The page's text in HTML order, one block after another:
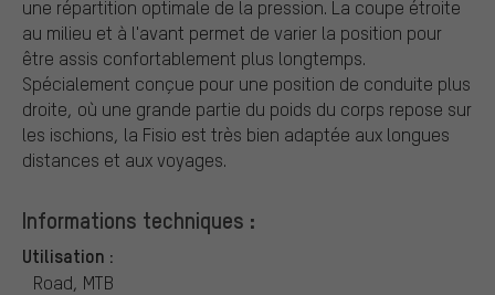
une répartition optimale de la pression. La coupe étroite
au milieu et à l'avant permet de varier la position pour
être assis confortablement plus longtemps.
Spécialement conçue pour une position de conduite plus
droite, où une grande partie du poids du corps repose sur
les ischions, la Fisio est très bien adaptée aux longues
distances et aux voyages.
Informations techniques :
Utilisation :
Road, MTB